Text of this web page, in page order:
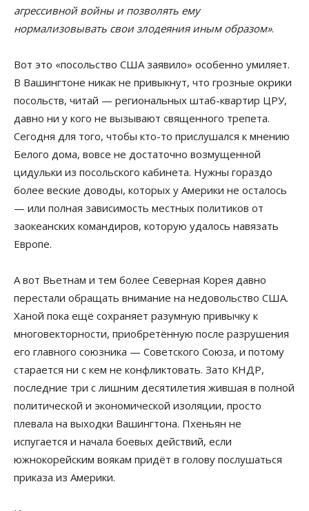
агрессивной войны и позволять ему
нормализовывать свои злодеяния иным образом».
Вот это «посольство США заявило» особенно умиляет.
В Вашингтоне никак не привыкнут, что грозные окрики
посольств, читай — региональных штаб-квартир ЦРУ,
давно ни у кого не вызывают священного трепета.
Сегодня для того, чтобы кто-то прислушался к мнению
Белого дома, вовсе не достаточно возмущенной
цидульки из посольского кабинета. Нужны гораздо
более веские доводы, которых у Америки не осталось
— или полная зависимость местных политиков от
заокеанских командиров, которую удалось навязать
Европе.
А вот Вьетнам и тем более Северная Корея давно
перестали обращать внимание на недовольство США.
Ханой пока ещё сохраняет разумную привычку к
многовекторности, приобретённую после разрушения
его главного союзника — Советского Союза, и потому
старается ни с кем не конфликтовать. Зато КНДР,
последние три с лишним десятилетия жившая в полной
политической и экономической изоляции, просто
плевала на выходки Вашингтона. Пхеньян не
испугается и начала боевых действий, если
южнокорейским воякам придёт в голову послушаться
приказа из Америки.